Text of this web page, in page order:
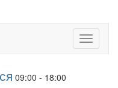
Toggle
09:00 - 18:00